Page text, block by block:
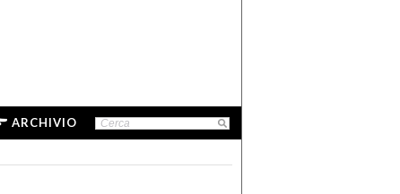
ARCHIVIO